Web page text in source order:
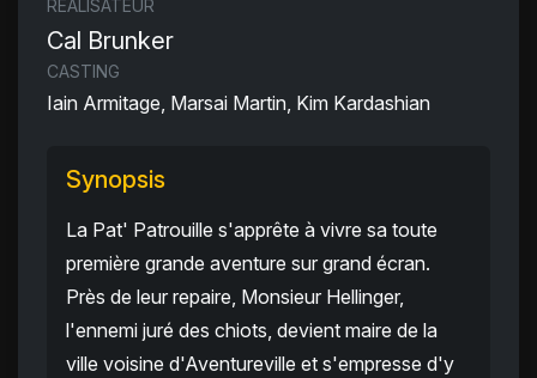
RÉALISATEUR
Cal Brunker
CASTING
Iain Armitage, Marsai Martin, Kim Kardashian
Synopsis
La Pat' Patrouille s'apprête à vivre sa toute
première grande aventure sur grand écran.
Près de leur repaire, Monsieur Hellinger,
l'ennemi juré des chiots, devient maire de la
ville voisine d'Aventureville et s'empresse d'y